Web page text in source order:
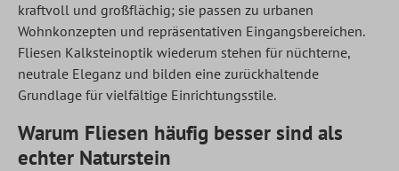
kraftvoll und großflächig; sie passen zu urbanen
Wohnkonzepten und repräsentativen Eingangsbereichen.
Fliesen Kalksteinoptik wiederum stehen für nüchterne,
neutrale Eleganz und bilden eine zurückhaltende
Grundlage für vielfältige Einrichtungsstile.
Warum Fliesen häufig besser sind als
echter Naturstein